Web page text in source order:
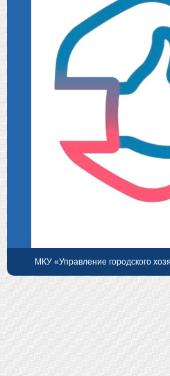
МКУ «Управление городского